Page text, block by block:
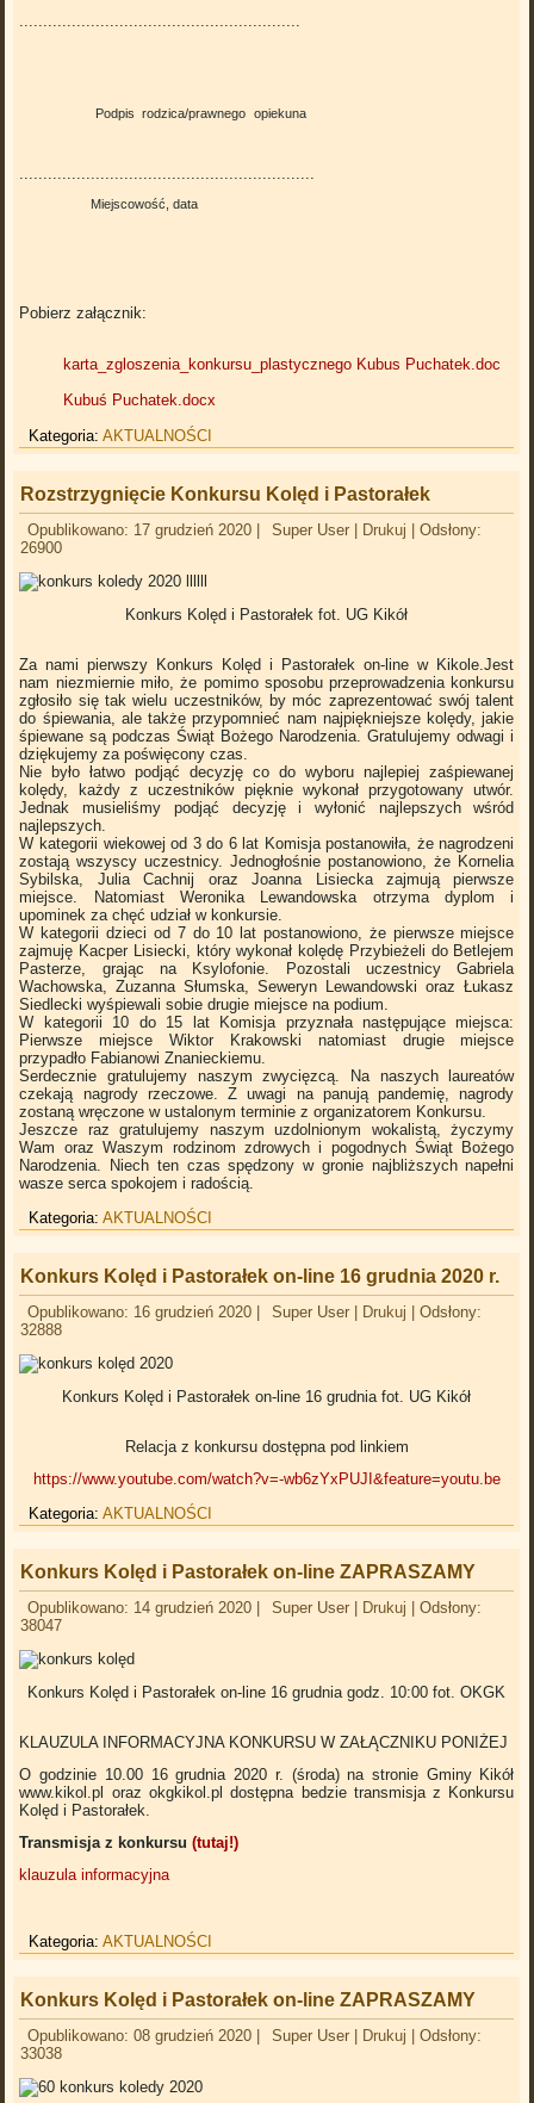
...........................................................
Podpis rodzica/prawnego opiekuna
Miejscowość, data
Pobierz załącznik:
karta_zgloszenia_konkursu_plastycznego Kubus Puchatek.doc
Kubuś Puchatek.docx
Kategoria:AKTUALNOŚCI
Rozstrzygnięcie Konkursu Kolęd i Pastorałek
Opublikowano: 17 grudzień 2020 Super User Drukuj |Odsłony:
26900
Konkurs Kolęd i Pastorałek fot. UG Kikół
Za nami pierwszy Konkurs Kolęd i Pastorałek on-line w Kikole.Jest
nam niezmiernie miło, że pomimo sposobu przeprowadzenia konkursu
zgłosiło się tak wielu uczestników, by móc zaprezentować swój talent
do śpiewania, ale także przypomnieć nam najpiękniejsze kolędy, jakie
śpiewane są podczas Świąt Bożego Narodzenia. Gratulujemy odwagi i
dziękujemy za poświęcony czas.
Nie było łatwo podjąć decyzję co do wyboru najlepiej zaśpiewanej
kolędy, każdy z uczestników pięknie wykonał przygotowany utwór.
Jednak musieliśmy podjąć decyzję i wyłonić najlepszych wśród
najlepszych.
W kategorii wiekowej od 3 do 6 lat Komisja postanowiła, że nagrodzeni
zostają wszyscy uczestnicy. Jednogłośnie postanowiono, że Kornelia
Sybilska, Julia Cachnij oraz Joanna Lisiecka zajmują pierwsze
miejsce. Natomiast Weronika Lewandowska otrzyma dyplom i
upominek za chęć udział w konkursie.
W kategorii dzieci od 7 do 10 lat postanowiono, że pierwsze miejsce
zajmuję Kacper Lisiecki, który wykonał kolędę Przybieżeli do Betlejem
Pasterze, grając na Ksylofonie. Pozostali uczestnicy Gabriela
Wachowska, Zuzanna Słumska, Seweryn Lewandowski oraz Łukasz
Siedlecki wyśpiewali sobie drugie miejsce na podium.
W kategorii 10 do 15 lat Komisja przyznała następujące miejsca:
Pierwsze miejsce Wiktor Krakowski natomiast drugie miejsce
przypadło Fabianowi Znanieckiemu.
Serdecznie gratulujemy naszym zwycięzcą. Na naszych laureatów
czekają nagrody rzeczowe. Z uwagi na panują pandemię, nagrody
zostaną wręczone w ustalonym terminie z organizatorem Konkursu.
Jeszcze raz gratulujemy naszym uzdolnionym wokalistą, życzymy
Wam oraz Waszym rodzinom zdrowych i pogodnych Świąt Bożego
Narodzenia. Niech ten czas spędzony w gronie najbliższych napełni
wasze serca spokojem i radością.
Kategoria:AKTUALNOŚCI
Konkurs Kolęd i Pastorałek on-line 16 grudnia 2020 r.
Opublikowano: 16 grudzień 2020 Super User Drukuj |Odsłony:
32888
Konkurs Kolęd i Pastorałek on-line 16 grudnia fot. UG Kikół
Relacja z konkursu dostępna pod linkiem
https://www.youtube.com/watch?v=-wb6zYxPUJI&feature=youtu.be
Kategoria:AKTUALNOŚCI
Konkurs Kolęd i Pastorałek on-line ZAPRASZAMY
Opublikowano: 14 grudzień 2020 Super User Drukuj |Odsłony:
38047
Konkurs Kolęd i Pastorałek on-line 16 grudnia godz. 10:00 fot. OKGK
KLAUZULA INFORMACYJNA KONKURSU W ZAŁĄCZNIKU PONIŻEJ
O godzinie 10.00 16 grudnia 2020 r. (środa) na stronie Gminy Kikół
www.kikol.pl oraz okgkikol.pl dostępna bedzie transmisja z Konkursu
Kolęd i Pastorałek.
Transmisja z konkursu(tutaj!)
klauzula informacyjna
Kategoria:AKTUALNOŚCI
Konkurs Kolęd i Pastorałek on-line ZAPRASZAMY
Opublikowano: 08 grudzień 2020 Super User Drukuj |Odsłony:
33038